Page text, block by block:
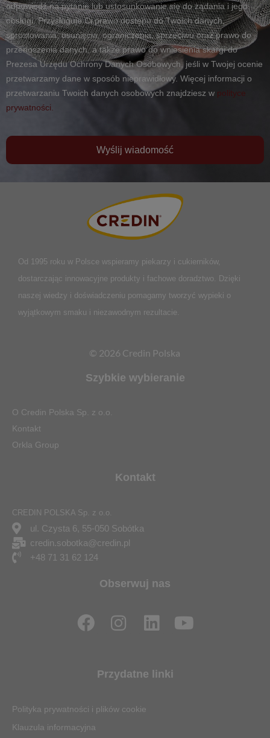
odpowiedź na pytanie lub ustosunkowanie się do żądania i jego
obsługi. Przysługuje Ci prawo dostępu do Twoich danych,
sprostowania, usunięcia, ograniczenia, sprzeciwu oraz prawo do
przenoszenia danych, a także prawo do wniesienia skargi do
Prezesa Urzędu Ochrony Danych Osobowych, jeśli w Twojej ocenie
przetwarzamy dane w sposób nieprawidłowy. Więcej informacji o
przetwarzaniu Twoich danych osobowych znajdziesz w polityce
prywatności.
Wyślij wiadomość
Od 1995 roku w Polsce wspieramy piekarzy i cukierników,
dostarczając innowacyjne produkty i fachowe doradztwo. Dzięki
naszej wiedzy i doświadczeniu pomagamy tworzyć wypieki o
wyjątkowym smaku i niezawodnym rezultacie.
© 2026 Credin Polska
Szybkie wybieranie
O Credin Polska Sp. z o.o.
Kontakt
Orkla Group
Kontakt
CREDIN POLSKA Sp. z o.o.
ul. Czysta 6, 55-050 Sobótka
credin.sobotka@credin.pl
+48 71 31 62 124
Obserwuj nas
F
a
o
o
I
n
t
g
L
i
k
Y
o
Przydatne linki
Polityka prywatności i plików cookie
Klauzula informacyjna